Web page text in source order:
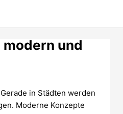
modern und
Gerade in Städten werden
Moderne Konzepte